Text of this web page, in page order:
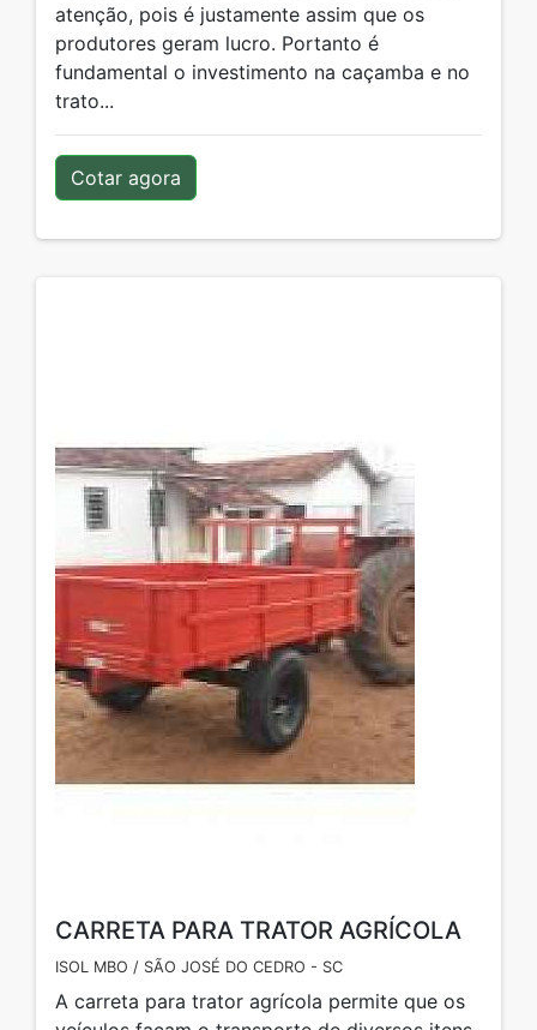
atenção, pois é justamente assim que os
produtores geram lucro. Portanto é
fundamental o investimento na caçamba e no
trato...
Cotar agora
CARRETA PARA TRATOR AGRÍCOLA
ISOL MBO / SÃO JOSÉ DO CEDRO - SC
A carreta para trator agrícola permite que os